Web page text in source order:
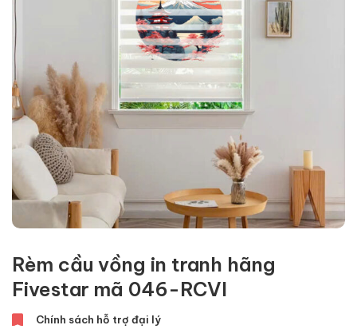
Rèm cầu vồng in tranh hãng
Fivestar mã 046-RCVI
Chính sách hỗ trợ đại lý